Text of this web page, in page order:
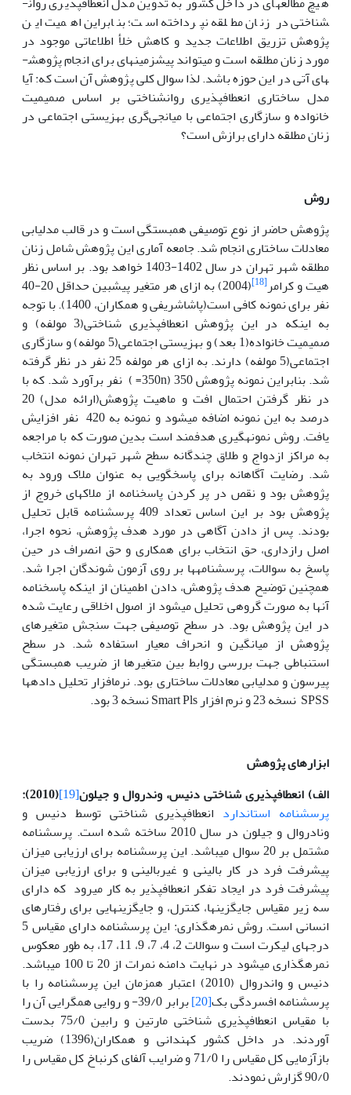
شناختی در زنان مطلقه نپرداخته است؛ بنابراین اهمیت این
پژوهش تزریق اطلاعات جدید و کاهش خلأ اطلاعاتی موجود در
مورد زنان مطلقه است و می­تواند پیش­زمینه­ای برای انجام پژوهش­
های آتی در این حوزه باشد. لذا سوال کلی پژوهش آن است که: آیا
مدل ساختاری انعطاف­پذیری روانشناختی بر اساس صمیمیت
خانواده و سازگاری اجتماعی با میانجی‌گری بهزیستی اجتماعی در
زنان مطلقه دارای برازش است؟
روش
پژوهش حاضر از نوع توصیفی همبستگی است و در قالب مدل­یابی
معادلات ساختاری انجام شد.جامعه آماری این پژوهش شامل زنان
مطلقه شهر تهران در سال 1402-1403 خواهد بود. بر اساس نظر
هیت و کرامر[18]
(2004) به ازای هر متغیر پیش­بین حداقل 20-40
نفر برای نمونه کافی است(پاشاشریفی و همکاران، 1400). با توجه
به اینکه در این پژوهش انعطاف­پذیری شناختی(3 مولفه) و
صمیمیت خانواده(1 بعد) و بهزیستی اجتماعی(5 مولفه) و سازگاری
اجتماعی(5 مولفه) دارند. به ازای هر مولفه 25 نفر در نظر گرفته
شد. بنابراین نمونه پژوهش 350 (350n= ) نفر برآورد شد. که با
در نظر گرفتن احتمال افت و ماهیت پژوهش(ارائه مدل) 20
درصد به این نمونه اضافه می­شود و نمونه به 420 نفر افزایش
یافت. روش نمونه­گیری هدفمند است بدین صورت که با مراجعه
به مراکز ازدواج و طلاق چندگانه سطح شهر تهران نمونه انتخاب
شد. رضایت آگاهانه برای پاسخگویی به عنوان ملاک ورود به
پژوهش بود و نقص در پر کردن پاسخنامه از ملاک­های خروج از
پژوهش بود بر این اساس تعداد 409 پرسشنامه قابل تحلیل
بودند. پس از دادن آگاهی در مورد هدف پژوهش، نحوه اجرا،
اصل رازداری، حق انتخاب برای همکاری و حق انصراف در حین
پاسخ به سوالات، پرسشنامه­ها بر روی آزمون شوندگان اجرا شد.
همچنین توضیح هدف پژوهش، دادن اطمینان از اینکه پاسخنامه
آنها به صورت گروهی تحلیل می­شود از اصول اخلاقی رعایت شده
در این پژوهش بود. در سطح توصیفی جهت سنجش متغیرهای
پژوهش از میانگین و انحراف معیار استفاده شد. در سطح
استنباطی جهت بررسی روابط بین متغیرها از ضریب همبستگی
پیرسون و مدل­یابی معادلات ساختاری بود. نرم­افزار تحلیل داده­ها
SPSS نسخه 23 و نرم افزار Smart Pls نسخه 3 بود.
ابزارهای پژوهش
الف) انعطاف­پذیری شناختی دنیس، وندروال و جیلون[19]
(2010)
:
پرسشنامه استاندارد انعطاف­­پذیری شناختی توسط دنیس و
ونادروال و جیلون در سال 2010 ساخته شده است. پرسشنامه
مشتمل بر 20 سوال می­باشد. این پرسشنامه برای ارزیابی میزان
پیشرفت فرد در کار بالینی و غیربالینی و برای ارزیابی میزان
پیشرفت فرد در ایجاد تفکر انعطاف­پذیر به کار می­رود که دارای
سه زیر مقیاس جایگزین­ها، کنترل، و جایگزین­هایی برای رفتارهای
انسانی است. روش نمره­گذاری: این پرسشنامه دارای مقیاس 5
درجه­ای لیکرت است و سوالات 2، 4، 7، 9، 11، 17، به طور معکوس
نمره­گذاری می­شود در نهایت دامنه نمرات از 20 تا 100 می­باشد.
دنیس و واندروال (2010) اعتبار همزمان این پرسشنامه را با
پرسشنامه افسردگی بک[20]
برابر 39/0- و روایی همگرایی آن را
با مقیاس انعطاف­پذیری شناختی مارتین و رابین 75/0 بدست
آوردند. در داخل کشور کهندانی و همکاران(1396) ضریب
بازآزمایی کل مقیاس را 71/0 و ضرایب آلفای کرنباخ کل مقیاس را
90/0 گزارش نمودند.